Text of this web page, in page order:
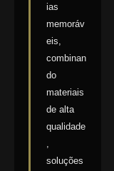
ias
memoráv
eis,
combinan
do
materiais
de alta
qualidade
soluções